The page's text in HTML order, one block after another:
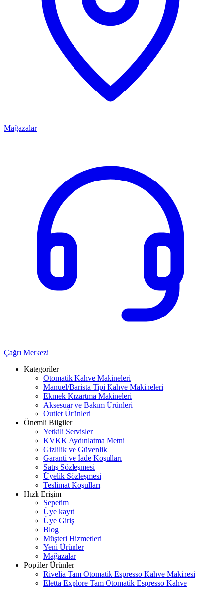
Mağazalar
Çağrı Merkezi
Kategoriler
Otomatik Kahve Makineleri
Manuel/Barista Tipi Kahve Makineleri
Ekmek Kızartma Makineleri
Aksesuar ve Bakım Ürünleri
Outlet Ürünleri
Önemli Bilgiler
Yetkili Servisler
KVKK Aydınlatma Metni
Gizlilik ve Güvenlik
Garanti ve İade Koşulları
Satış Sözleşmesi
Üyelik Sözleşmesi
Teslimat Koşulları
Hızlı Erişim
Sepetim
Üye kayıt
Üye Giriş
Blog
Müşteri Hizmetleri
Yeni Ürünler
Mağazalar
Popüler Ürünler
Rivelia Tam Otomatik Espresso Kahve Makinesi
Eletta Explore Tam Otomatik Espresso Kahve